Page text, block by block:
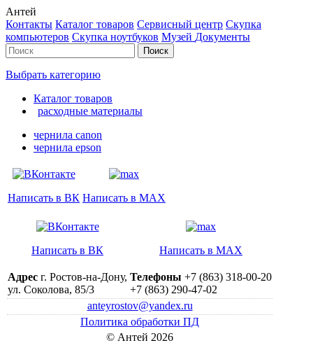
Антей
Контакты Каталог товаров Сервисный центр Cкупка
компьютеров Cкупка ноутбуков Музей Документы
Выбрать категорию
Каталог товаров
расходные материалы
чернила canon
чернила epson
Написать в ВК Написать в MAX
Написать в ВК Написать в MAX
Адрес г. Ростов-на-Дону,
ул. Соколова, 85/3
Телефоны +7 (863) 318-00-20
+7 (863) 290-47-02
anteyrostov@yandex.ru
Политика обработки ПД
© Антей 2026